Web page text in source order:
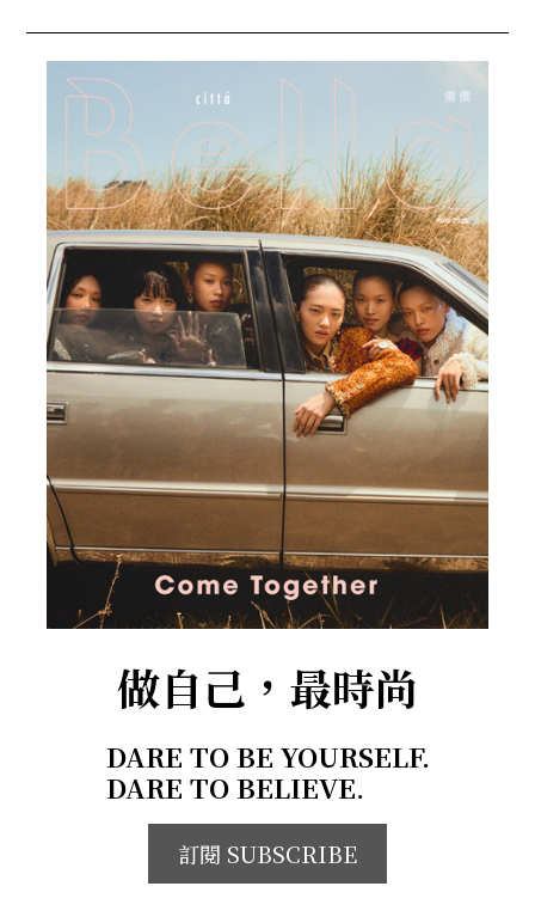
做自己，最時尚
DARE TO BE YOURSELF.
DARE TO BELIEVE.
訂閱 SUBSCRIBE